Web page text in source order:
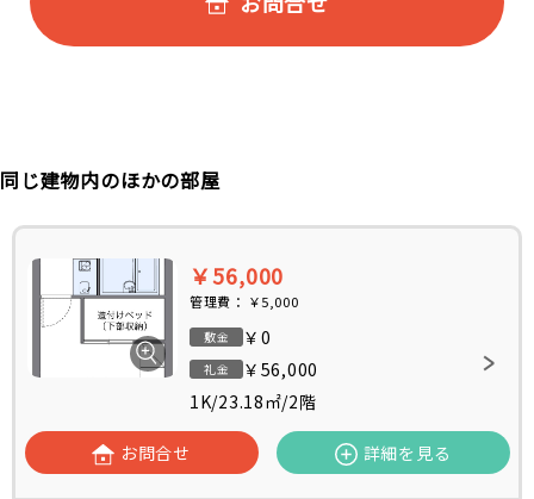
同じ建物内のほかの部屋
￥56,000
管理費： ￥5,000
敷金 ￥0
礼金
￥56,000
1K/23.18㎡/2階
お問合せ 詳細を見る